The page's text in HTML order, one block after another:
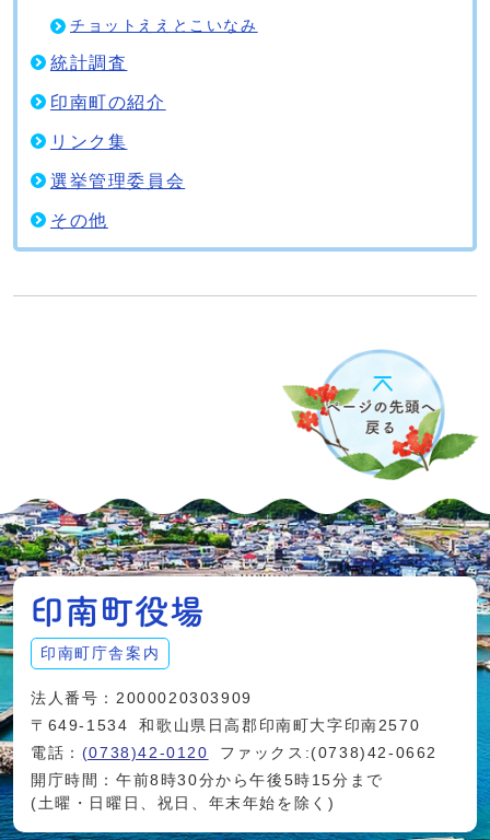
チョットええとこいなみ
統計調査
印南町の紹介
リンク集
選挙管理委員会
その他
印南町庁舎案内
法人番号：2000020303909
〒649-1534
和歌山県日高郡印南町大字印南2570
電話： (0738)42-0120
ファックス:(0738)42-0662
開庁時間：午前8時30分から午後5時15分まで
(土曜・日曜日、祝日、年末年始を除く)